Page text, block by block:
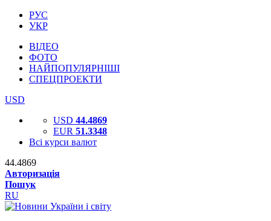
РУС
УКР
ВІДЕО
ФОТО
НАЙПОПУЛЯРНІШІ
СПЕЦПРОЕКТИ
USD
USD 44.4869
EUR 51.3348
Всі курси валют
44.4869
Авторизація
Пошук
RU